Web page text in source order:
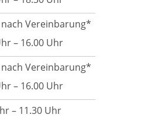
Vereinbarung*
– 16.00 Uhr
Vereinbarung*
– 16.00 Uhr
– 11.30 Uhr